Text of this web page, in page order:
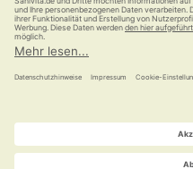
Kauf auf Rechnung
versandkostenfrei